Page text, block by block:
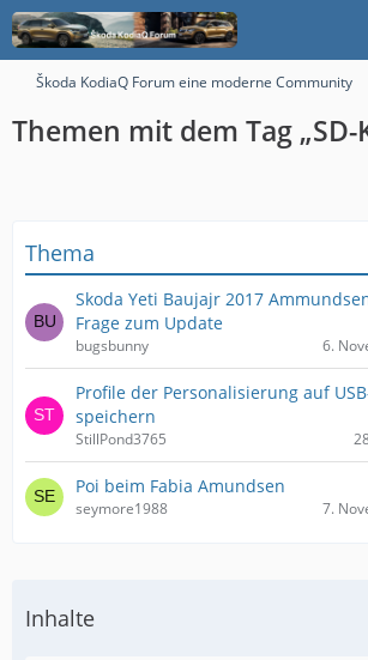
Škoda KodiaQ Forum eine moderne Community
Themen mit dem Tag „SD-
Thema
Skoda Yeti Baujajr 2017
Frage zum Update
bugsbunny 6.
Profile der Personalisierung auf
speichern
StillPond3765
Poi beim Fabia Amundsen
seymore1988
7.
Inhalte